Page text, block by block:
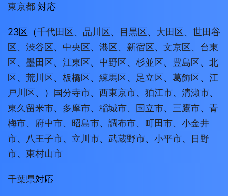
東京都 対応
23区（千代田区、 品川区、 目黒区、 大田区、 世田谷
区、 渋谷区、 中央区、 港区、 新宿区、 文京区、 台東
区、 墨田区、 江東区、 中野区、 杉並区、 豊島区、 北
区、 荒川区、 板橋区、 練馬区、 足立区、 葛飾区、 江
戸川区、） 国分寺市、 西東京市、 狛江市、 清瀬市、
東久留米市、 多摩市、 稲城市、 国立市、 三鷹市、 青
梅市、 府中市、 昭島市、 調布市、 町田市、 小金井
市、 八王子市、 立川市、 武蔵野市、 小平市、 日野
市、 東村山市
千葉県対応